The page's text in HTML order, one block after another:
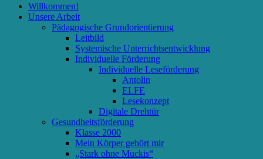
Willkommen!
Unsere Arbeit
Pädagogische Grundorientierung
Leitbild
Systemische Unterrichtsentwicklung
Individuelle Förderung
Individuelle Leseförderung
Antolin
ELFE
Lesekonzept
Digitale Drehtür
Gesundheitsförderung
Klasse 2000
Mein Körper gehört mir
„Stark ohne Muckis“